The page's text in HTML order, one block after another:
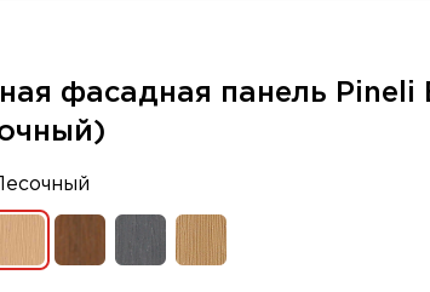
фасадная панель Pineli